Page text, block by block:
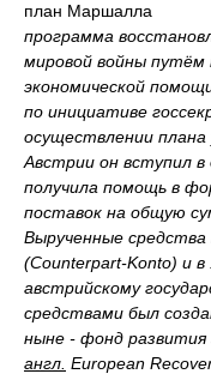
план Маршалла
программа
мировой войны путём
экономической
по инициативе
осуществлении плана
Австрии он вступил
получила помощь в
поставок на общую
Вырученные средства
(Counterpart-Konto) и
австрийскому
средствами был
ныне - фонд развития
англ. European